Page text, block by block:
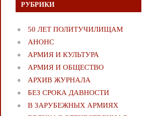
РУБРИКИ
50 ЛЕТ ПОЛИТУЧИЛИЩАМ
АНОНС
АРМИЯ И КУЛЬТУРА
АРМИЯ И ОБЩЕСТВО
АРХИВ ЖУРНАЛА
БЕЗ СРОКА ДАВНОСТИ
В ЗАРУБЕЖНЫХ АРМИЯХ